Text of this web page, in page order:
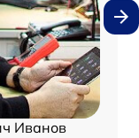
Иванов